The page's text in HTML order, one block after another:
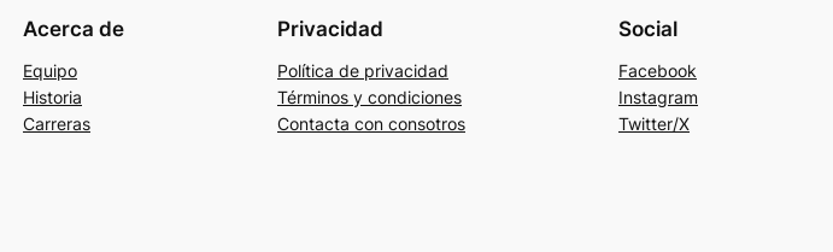
Acerca de
Equipo
Historia
Carreras
Privacidad
Política de privacidad
Términos y condiciones
Contacta con consotros
Social
Facebook
Instagram
Twitter/X